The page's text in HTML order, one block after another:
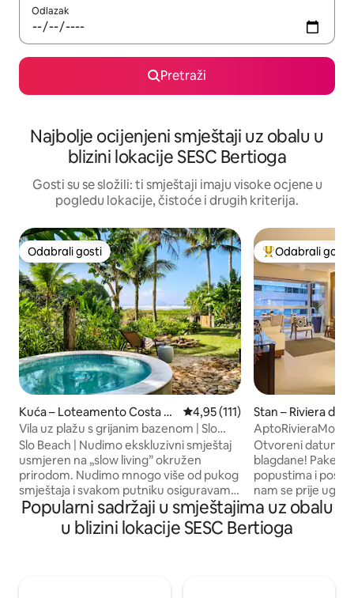
Odlazak
Pretraži
Najbolje ocijenjeni smještaji uz obalu u
blizini lokacije SESC Bertioga
Gosti su se složili: ti smještaji imaju visoke ocjene u
pogledu lokacije, čistoće i drugih kriterija.
Odabrali gosti
Odabrali gosti
Kuća – Loteamento Costa d
o Sol
Prosječna ocjena: 4,95/5,
4,95 (111)
Vila uz plažu s grijanim bazenom | Slo
Beach
Slo Beach | Nudimo ekskluzivni smještaj
usmjeren na „slow living” okružen
prirodom. Nudimo mnogo više od pukog
smještaja i svakom putniku osiguravamo
boravak po mjeri. Ekološki prihvatljiv
smještaj uz plažu 4 apartmana – za do 10
gostiju Posteljina kao u hotelu Grijani
Među najviše
Odabrali gosti
Stan – Riviera de
Mod 7
Otvoreni datumi
blagdane! Paketi
popustima i
nam se prije
AptoRivieraMod7 Moderan i udoban stan
s roštiljem,
jelima i stijenkom
Popularni sadržaji u smještajima uz obalu
u blizini lokacije SESC Bertioga